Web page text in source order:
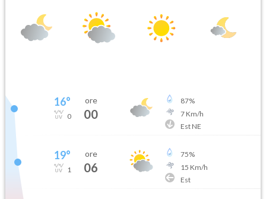
16°
0
ore
00
87%
7Km/h
Est NE
19°
1
ore
06
75%
15 Km/h
Est